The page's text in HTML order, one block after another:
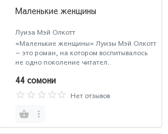
Маленькие женщины
Луиза Мэй Олкотт
«Маленькие женщины» Луизы Мэй Олкотт
— это роман, на котором воспитывалось
не одно поколение читател..
44 сомони
Нет отзывов